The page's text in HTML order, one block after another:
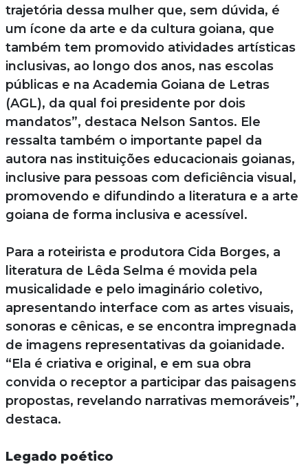
trajetória dessa mulher que, sem dúvida, é
um ícone da arte e da cultura goiana, que
também tem promovido atividades artísticas
inclusivas, ao longo dos anos, nas escolas
públicas e na Academia Goiana de Letras
(AGL), da qual foi presidente por dois
mandatos”, destaca Nelson Santos. Ele
ressalta também o importante papel da
autora nas instituições educacionais goianas,
inclusive para pessoas com deficiência visual,
promovendo e difundindo a literatura e a arte
goiana de forma inclusiva e acessível.
Para a roteirista e produtora Cida Borges, a
literatura de Lêda Selma é movida pela
musicalidade e pelo imaginário coletivo,
apresentando interface com as artes visuais,
sonoras e cênicas, e se encontra impregnada
de imagens representativas da goianidade.
“Ela é criativa e original, e em sua obra
convida o receptor a participar das paisagens
propostas, revelando narrativas memoráveis”,
destaca.
Legado poético